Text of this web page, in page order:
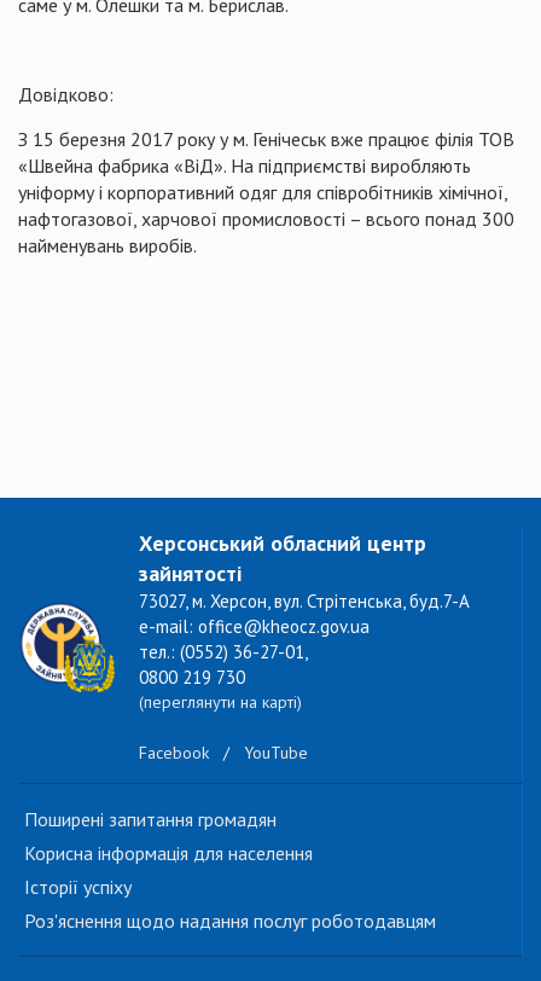
саме у м. Олешки та м. Берислав.
Довідково:
З 15 березня 2017 року у м. Генічеськ вже працює філія ТОВ
«Швейна фабрика «ВіД». На підприємстві виробляють
уніформу і корпоративний одяг для співробітників хімічної,
нафтогазової, харчової промисловості – всього понад 300
найменувань виробів.
Херсонський обласний центр
зайнятості
73027, м. Херсон, вул. Стрітенська, буд.7-А
e-mail: office@kheocz.gov.ua
тел.: (0552) 36-27-01,
0800 219 730
(переглянути на карті)
Facebook / YouTube
Поширені запитання громадян
Корисна інформація для населення
Історії успіху
Роз'яснення щодо надання послуг роботодавцям